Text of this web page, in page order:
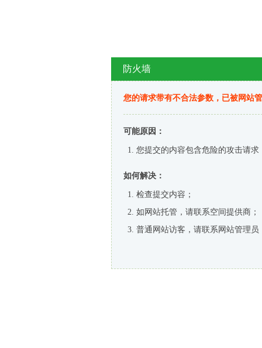
防火墙
您的请求带有不合法参数，已被网站
可能原因：
您提交的内容包含危险的攻击请求
如何解决：
检查提交内容；
如网站托管，请联系空间提供商；
普通网站访客，请联系网站管理员